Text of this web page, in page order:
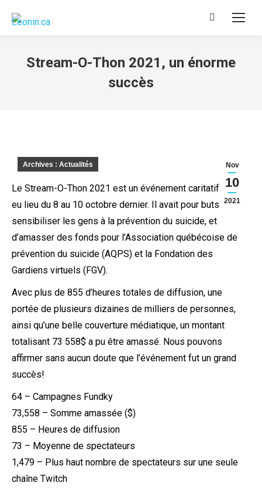
Recherche
Stream-O-Thon 2021, un énorme
succès
Nov
10
2021
Archives : Actualités
Le Stream-O-Thon 2021 est un événement caritatif qui a
eu lieu du 8 au 10 octobre dernier. Il avait pour buts de
sensibiliser les gens à la prévention du suicide, et
d’amasser des fonds pour l’Association québécoise de
prévention du suicide (AQPS) et la Fondation des
Gardiens virtuels (FGV).
Avec plus de 855 d’heures totales de diffusion, une
portée de plusieurs dizaines de milliers de personnes,
ainsi qu’une belle couverture médiatique, un montant
totalisant 73 558$ a pu être amassé. Nous pouvons
affirmer sans aucun doute que l’événement fut un grand
succès!
64 – Campagnes Fundky
73,558 – Somme amassée ($)
855 – Heures de diffusion
73 – Moyenne de spectateurs
1,479 – Plus haut nombre de spectateurs sur une seule
chaîne Twitch